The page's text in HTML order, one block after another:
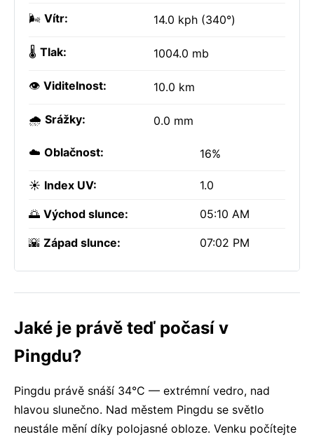
🌬️ Vítr: 14.0 kph (340°)
🌡️ Tlak: 1004.0 mb
👁️ Viditelnost: 10.0 km
🌧️ Srážky: 0.0 mm
☁️ Oblačnost: 16%
☀️ Index UV: 1.0
🌅 Východ slunce: 05:10 AM
🌇 Západ slunce: 07:02 PM
Jaké je právě teď počasí v
Pingdu?
Pingdu právě snáší 34°C — extrémní vedro, nad
hlavou slunečno. Nad městem Pingdu se světlo
neustále mění díky polojasné obloze. Venku počítejte